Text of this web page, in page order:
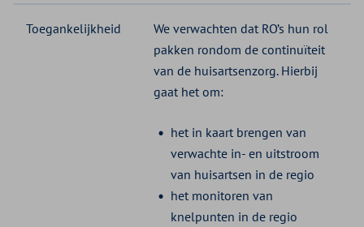
Toegankelijkheid
We verwachten dat RO’s hun rol
pakken rondom de continuïteit
van de huisartsenzorg. Hierbij
gaat het om:
het in kaart brengen van
verwachte in- en uitstroom
van huisartsen in de regio
het monitoren van
knelpunten in de regio